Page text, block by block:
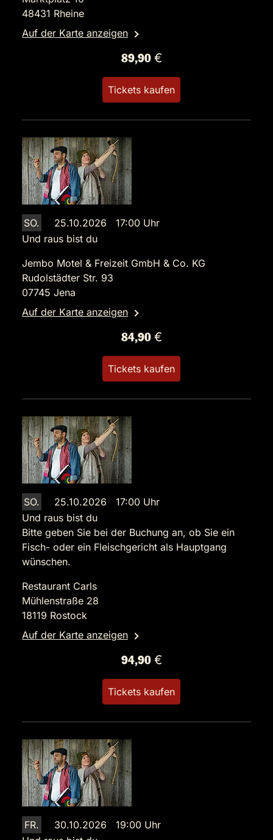
48431 Rheine
Auf der Karte anzeigen
89,90 €
Tickets kaufen
SO.
25.10.2026 17:00 Uhr
Und raus bist du
Jembo Motel & Freizeit GmbH & Co. KG
Rudolstädter Str. 93
07745 Jena
Auf der Karte anzeigen
84,90 €
Tickets kaufen
SO.
25.10.2026 17:00 Uhr
Und raus bist du
Bitte geben Sie bei der Buchung an, ob Sie ein
Fisch- oder ein Fleischgericht als Hauptgang
wünschen.
Restaurant Carls
Mühlenstraße 28
18119 Rostock
Auf der Karte anzeigen
94,90 €
Tickets kaufen
FR.
30.10.2026 19:00 Uhr